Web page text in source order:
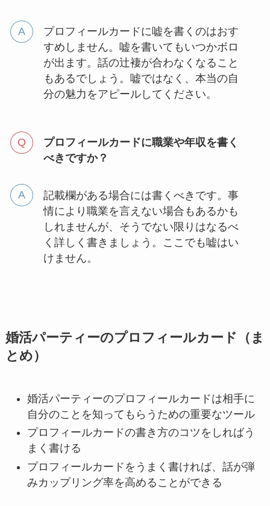
プロフィールカードに嘘を書くのはおす
すめしません。嘘を書いてもいつかボロ
が出ます。話の辻褄が合わなくなること
もあるでしょう。嘘ではなく、本当の自
分の魅力をアピールしてください。
プロフィールカードに職業や年収を書く
べきですか？
記載欄がある場合には書くべきです。事
情により職業を言えない場合もあるかも
しれませんが、そうでない限りはなるべ
く詳しく書きましょう。ここでも嘘はい
けません。
婚活パーティーのプロフィールカード（ま
とめ）
婚活パーティーのプロフィールカードは相手に
自分のことを知ってもらうための重要なツール
プロフィールカードの書き方のコツをしればう
まく書ける
プロフィールカードをうまく書ければ、話が弾
みカップリング率を高めることができる